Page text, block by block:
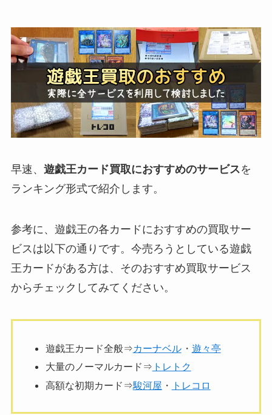
早速、 遊戯王カード買取におすすめのサービスを
ランキング形式で紹介します。
参考に、遊戯王の各カードにおすすめの買取サー
ビスは以下の通りです。今売ろうとしている遊戯
王カードがある方は、そのおすすめ買取サービス
からチェックしてみてください。
遊戯王カード全般⇒カーナベル ・ 遊々亭
大量のノーマルカード⇒ トレトク
高額な初期カード⇒駿河屋 ・ トレコロ